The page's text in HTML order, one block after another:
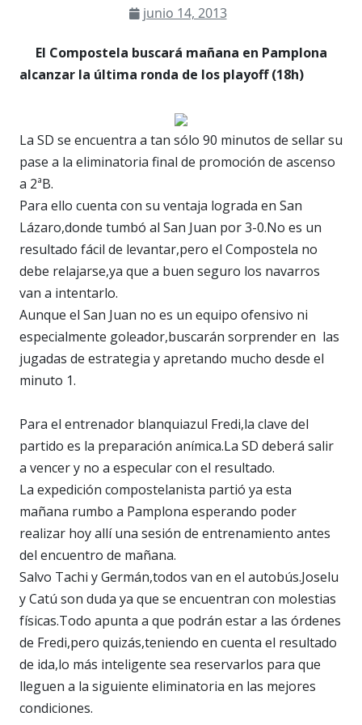
junio 14, 2013
El Compostela buscará mañana en Pamplona
alcanzar la última ronda de los playoff (18h)
La SD se encuentra a tan sólo 90 minutos de sellar su
pase a la eliminatoria final de promoción de ascenso
a 2ªB.
Para ello cuenta con su ventaja lograda en San
Lázaro,donde tumbó al San Juan por 3-0.No es un
resultado fácil de levantar,pero el Compostela no
debe relajarse,ya que a buen seguro los navarros
van a intentarlo.
Aunque el San Juan no es un equipo ofensivo ni
especialmente goleador,buscarán sorprender en las
jugadas de estrategia y apretando mucho desde el
minuto 1.
Para el entrenador blanquiazul Fredi,la clave del
partido es la preparación anímica.La SD deberá salir
a vencer y no a especular con el resultado.
La expedición compostelanista partió ya esta
mañana rumbo a Pamplona esperando poder
realizar hoy allí una sesión de entrenamiento antes
del encuentro de mañana.
Salvo Tachi y Germán,todos van en el autobús.Joselu
y Catú son duda ya que se encuentran con molestias
físicas.Todo apunta a que podrán estar a las órdenes
de Fredi,pero quizás,teniendo en cuenta el resultado
de ida,lo más inteligente sea reservarlos para que
lleguen a la siguiente eliminatoria en las mejores
condiciones.